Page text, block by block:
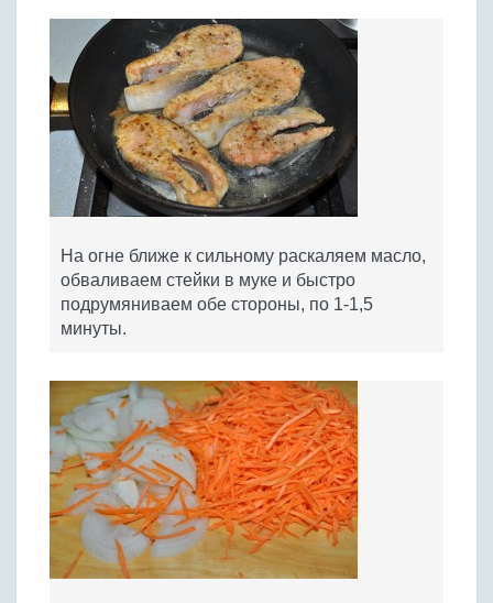
На огне ближе к сильному раскаляем масло,
обваливаем стейки в муке и быстро
подрумяниваем обе стороны, по 1-1,5
минуты.